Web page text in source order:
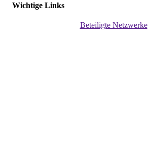
Wichtige Links
Beteiligte Netzwerke